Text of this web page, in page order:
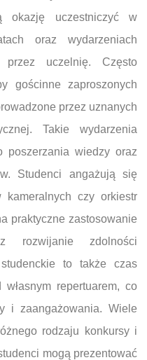
okazję uczestniczyć w
oraz wydarzeniach
przez uczelnię. Często
gościnne zaproszonych
przez uznanych
Takie wydarzenia
poszerzania wiedzy oraz
Studenci angażują się
kameralnych czy orkiestr
praktyczne zastosowanie
rozwijanie zdolności
to także czas
repertuarem, co
i zaangażowania. Wiele
rodzaju konkursy i
mogą prezentować